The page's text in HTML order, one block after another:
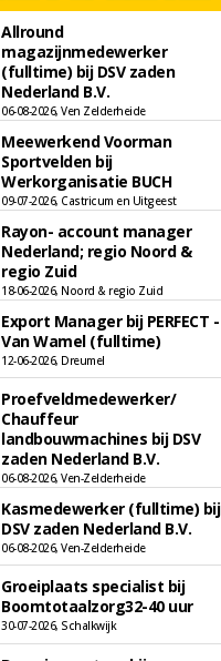
Allround
magazijnmedewerker
(fulltime) bij DSV zaden
Nederland B.V.
06-08-2026, Ven Zelderheide
Meewerkend Voorman
Sportvelden bij
Werkorganisatie BUCH
09-07-2026, Castricum en Uitgeest
Rayon- account manager
Nederland; regio Noord &
regio Zuid
18-06-2026, Noord & regio Zuid
Export Manager bij PERFECT -
Van Wamel (fulltime)
12-06-2026, Dreumel
Proefveldmedewerker/
Chauffeur
landbouwmachines bij DSV
zaden Nederland B.V.
06-08-2026, Ven-Zelderheide
Kasmedewerker (fulltime) bij
DSV zaden Nederland B.V.
06-08-2026, Ven-Zelderheide
Groeiplaats specialist bij
Boomtotaalzorg32-40 uur
30-07-2026, Schalkwijk